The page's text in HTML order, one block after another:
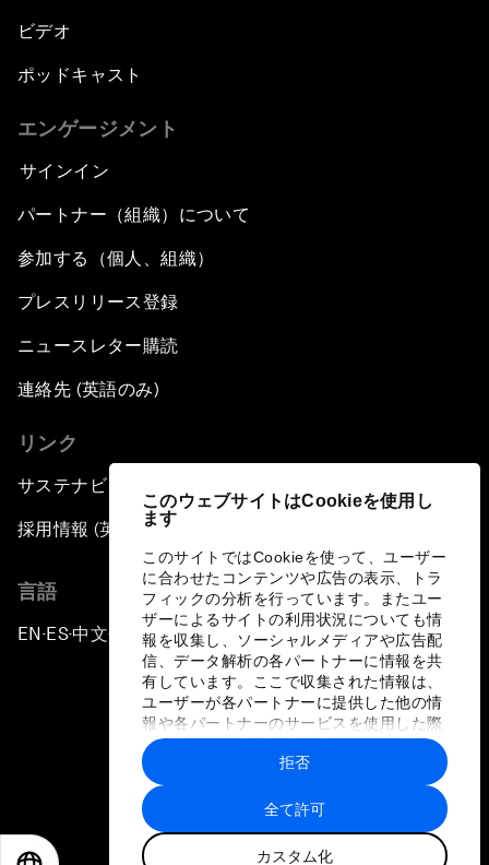
このウェブサイトはCookieを使用し
ます
このサイトではCookieを使って、ユーザー
に合わせたコンテンツや広告の表示、トラ
フィックの分析を行っています。またユー
ザーによるサイトの利用状況についても情
報を収集し、ソーシャルメディアや広告配
信、データ解析の各パートナーに情報を共
有しています。ここで収集された情報は、
ユーザーが各パートナーに提供した他の情
報や各パートナーのサービスを使用した際
に収集された情報と組み合わされ、各パー
トナーによって使用されることがありま
す。
全て許可
カスタム化
拒否
ビデオ
ポッドキャスト
エンゲージメント
サインイン
パートナー（組織）について
参加する（個人、組織）
プレスリリース登録
ニュースレター購読
連絡先 (英語のみ)
リンク
サステナビリティへの取り組み
採用情報 (英語のみ)
言語
EN ▪ ES▪中文▪ 日本語
プライバシーポリシーと利用規約
サイトマップ